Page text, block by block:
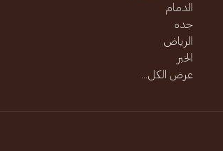
الدمام
جده
الرياض
الخبر
عرض الكل...